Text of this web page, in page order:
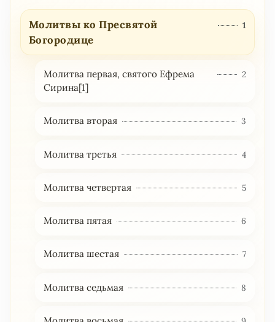
Молитвы ко Пресвятой
Богородице
1
Молитва первая, святого Ефрема
Сирина[1]
2
Молитва вторая 3
Молитва третья 4
Молитва четвертая 5
Молитва пятая 6
Молитва шестая 7
Молитва седьмая 8